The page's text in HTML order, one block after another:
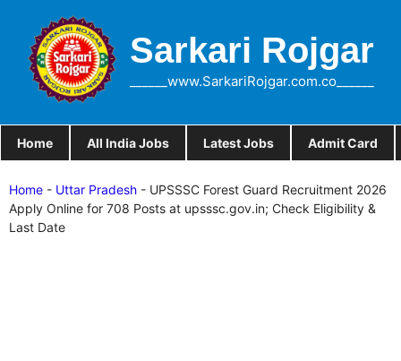
content
Sarkari Rojgar
______www.SarkariRojgar.com.co______
Home All India Jobs Latest Jobs Admit Card
Home - Uttar Pradesh - UPSSSC Forest Guard Recruitment 2026
Apply Online for 708 Posts at upsssc.gov.in; Check Eligibility &
Last Date